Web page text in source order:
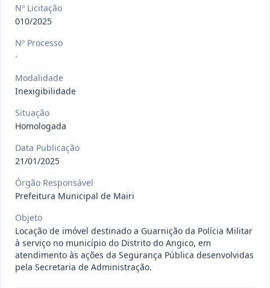
Pregão
Eletrônico
Situação:
013/2026
Pregão
Eletrônico
Situação: Publicada
009/2026
Credenciamento
credenciamento de pessoa
serviços ...
Situação : Publicada Data:15/07/2026 Ver detalhes
Nº Licitação
010/2025
Nº Processo
-
Modalidade
Inexigibilidade
Situação
Homologada
Data Publicação
21/01/2025
Órgão Responsável
Prefeitura Municipal de Mairi
Objeto
Locação de imóvel destinado a Guarnição da Polícia Militar
à serviço no município do Distrito do Angico, em
atendimento às ações da Segurança Pública desenvolvidas
pela Secretaria de Administração.